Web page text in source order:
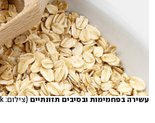
עשירה בפחמימות ובסיבים תזונתיים (צילום: shutterstock)